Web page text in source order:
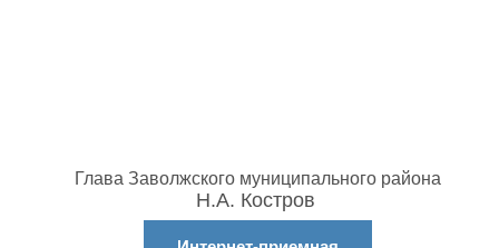
Глава Заволжского муниципального района
Н.А. Костров